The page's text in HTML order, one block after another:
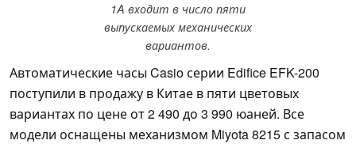
1A входит в число пяти
выпускаемых механических
вариантов.
Автоматические часы Casio серии Edifice EFK-200
поступили в продажу в Китае в пяти цветовых
вариантах по цене от 2 490 до 3 990 юаней. Все
модели оснащены механизмом Miyota 8215 с запасом